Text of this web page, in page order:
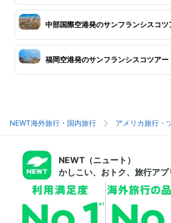
中部国際空港発のサンフランシスコツ
福岡空港発のサンフランシスコツアー
NEWT海外旅行・国内旅行 アメリカ旅行・
NEWT（ニュート）
かしこい、おトク、旅行アプ